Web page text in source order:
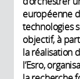
européenne
technologies
objectif, à
la réalisation
l’Esro,